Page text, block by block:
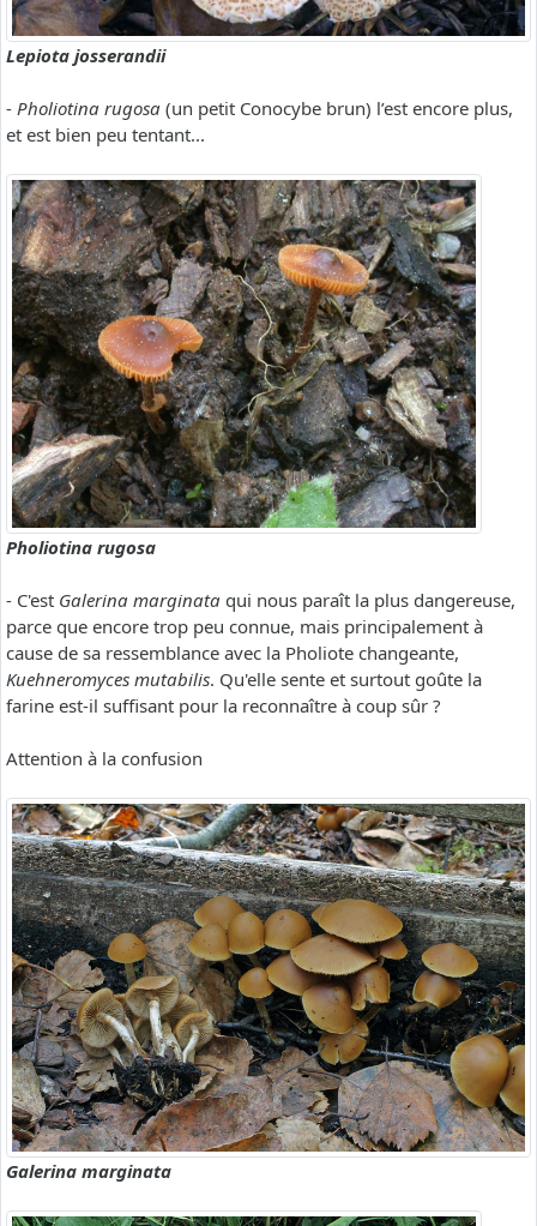
Lepiota josserandii
- Pholiotina rugosa (un petit Conocybe brun) l’est encore plus,
et est bien peu tentant...
Pholiotina rugosa
- C'est Galerina marginata qui nous paraît la plus dangereuse,
parce que encore trop peu connue, mais principalement à
cause de sa ressemblance avec la Pholiote changeante,
Kuehneromyces mutabilis. Qu'elle sente et surtout goûte la
farine est-il suffisant pour la reconnaître à coup sûr ?
Attention à la confusion
Galerina marginata